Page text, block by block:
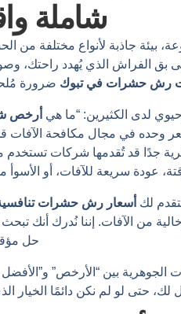
شاملة
بيئة جاذبة لأنواع مختلفة
الفراش الذي يُهدد راحتك،
رش حشرات في تبوك ضرورة
لدى الكثيرين: “ما هي أرخص
وحده في مجال مكافحة
جدًا قد تُقدمها شركات تستخدم
عودة سريعة للآفات، أو
لك أسعار رش حشرات
من الآفات. إننا نُدرك أنك
حل
الجوهرية بين “الأرخص”
لك، حتى لو لم نكن دائمًا